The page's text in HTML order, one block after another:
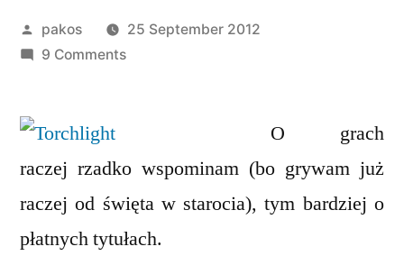
Posted
by
pakos
25 September 2012
9 Commentson
Torchlight
O grach
raczej rzadko wspominam (bo grywam już
raczej od święta w starocia), tym bardziej o
płatnych tytułach.